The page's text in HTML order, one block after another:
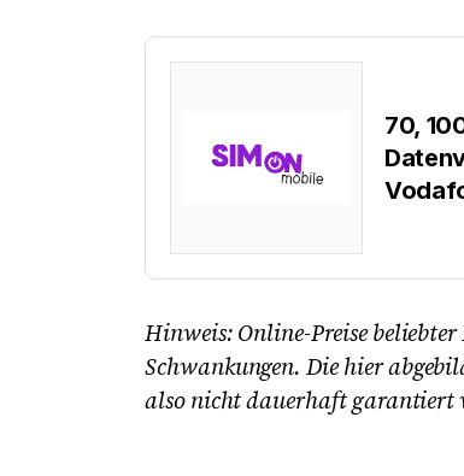
70,
Hinweis: Online-Preise
Schwankungen. Die hier
also nicht dauerhaft garantiert